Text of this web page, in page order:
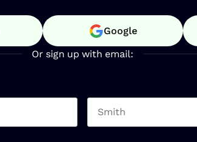
Google
Or sign up with email: